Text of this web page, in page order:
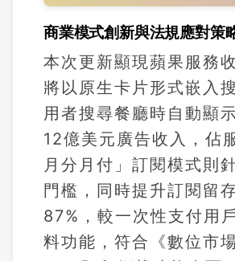
商業模式創新與法規應對策
本次更新顯現蘋果服務
將以原生卡片形式嵌入
用者搜尋餐廳時自動顯
12億美元廣告收入，
月分月付」訂閱模式則
門檻，同時提升訂閱留
87%，較一次性支付用
料功能，符合《數位市